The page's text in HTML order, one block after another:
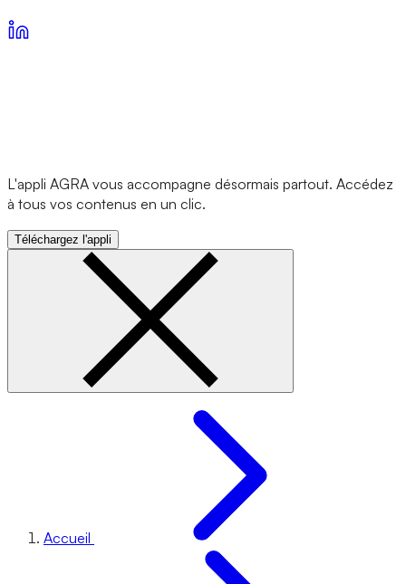
L'appli AGRA vous accompagne désormais partout. Accédez
à tous vos contenus en un clic.
Téléchargez l'appli
Accueil